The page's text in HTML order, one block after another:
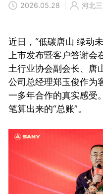
2026.05.28 河北
近日，“低碳唐山 绿动
上市发布暨客户答谢
土行业协会副会长、唐
公司总经理郑玉俊作为
一多年合作的真实感受
笔算出来的“总账”。